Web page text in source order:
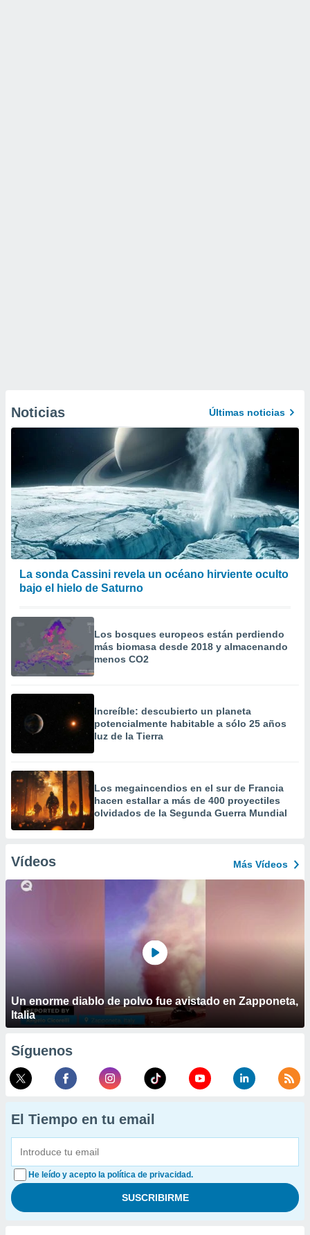
Noticias Últimas noticias
La sonda Cassini revela un océano hirviente oculto
bajo el hielo de Saturno
Los bosques europeos están perdiendo
más biomasa desde 2018 y almacenando
menos CO2
Increíble: descubierto un planeta
potencialmente habitable a sólo 25 años
luz de la Tierra
Los megaincendios en el sur de Francia
hacen estallar a más de 400 proyectiles
olvidados de la Segunda Guerra Mundial
Vídeos Más Vídeos
Un enorme diablo de polvo fue avistado en Zapponeta,
Italia
Síguenos
El Tiempo en tu email
He leído y acepto la política de privacidad.